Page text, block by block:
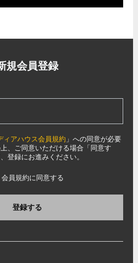
規会員登録
ィアハウス会員規約 」への同意が必要
、ご同意いただける場合「同意す
登録にお進みください。
会員規約に同意する
登録する